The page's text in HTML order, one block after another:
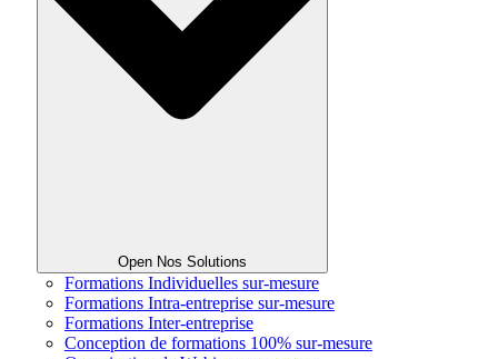
Open Nos Solutions
Formations Individuelles sur-mesure
Formations Intra-entreprise sur-mesure
Formations Inter-entreprise
Conception de formations 100% sur-mesure